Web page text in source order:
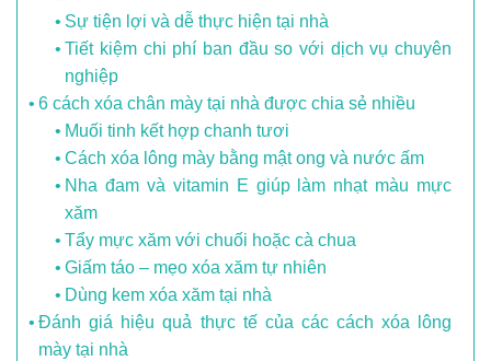
Sự tiện lợi và dễ thực hiện tại nhà
Tiết kiệm chi phí ban đầu so với dịch vụ chuyên
nghiệp
6 cách xóa chân mày tại nhà được chia sẻ nhiều
Muối tinh kết hợp chanh tươi
Cách xóa lông mày bằng mật ong và nước ấm
Nha đam và vitamin E giúp làm nhạt màu mực
xăm
Tẩy mực xăm với chuối hoặc cà chua
Giấm táo – mẹo xóa xăm tự nhiên
Dùng kem xóa xăm tại nhà
Đánh giá hiệu quả thực tế của các cách xóa lông
mày tại nhà